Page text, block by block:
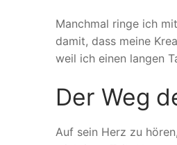
Manchmal ringe ich
damit, dass meine
weil ich einen langen
Der Weg
Auf sein Herz zu